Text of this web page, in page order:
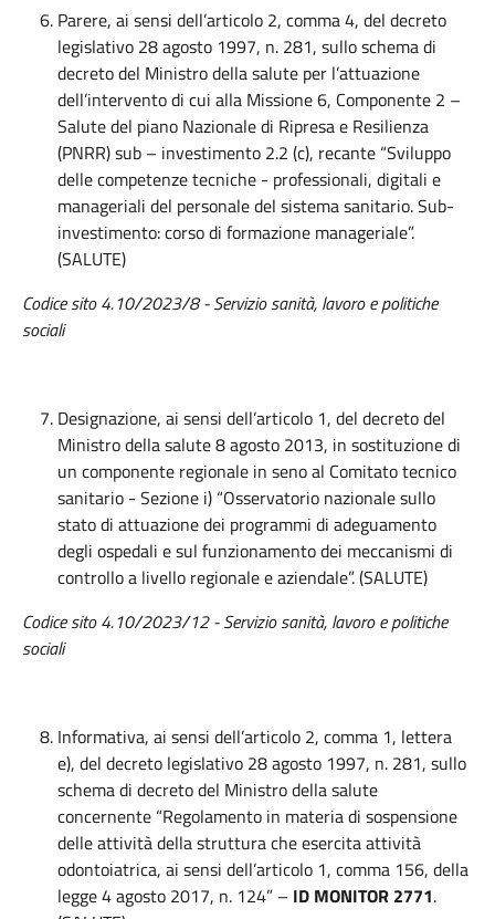
Parere, ai sensi dell’articolo 2, comma 4, del decreto
legislativo 28 agosto 1997, n. 281, sullo schema di
decreto del Ministro della salute per l’attuazione
dell’intervento di cui alla Missione 6, Componente 2 –
Salute del piano Nazionale di Ripresa e Resilienza
(PNRR) sub – investimento 2.2 (c), recante “Sviluppo
delle competenze tecniche - professionali, digitali e
manageriali del personale del sistema sanitario. Sub-
investimento: corso di formazione manageriale”.
(SALUTE)
Codice sito 4.10/2023/8- Servizio sanità, lavoro e politiche
sociali
Designazione, ai sensi dell’articolo 1, del decreto del
Ministro della salute 8 agosto 2013, in sostituzione di
un componente regionale in seno al Comitato tecnico
sanitario - Sezione i) “Osservatorio nazionale sullo
stato di attuazione dei programmi di adeguamento
degli ospedali e sul funzionamento dei meccanismi di
controllo a livello regionale e aziendale”. (SALUTE)
Codice sito 4.10/2023/12 - Servizio sanità, lavoro e politiche
sociali
Informativa, ai sensi dell’articolo 2, comma 1, lettera
e), del decreto legislativo 28 agosto 1997, n. 281, sullo
schema di decreto del Ministro della salute
concernente “Regolamento in materia di sospensione
delle attività della struttura che esercita attività
odontoiatrica, ai sensi dell’articolo 1, comma 156, della
legge 4 agosto 2017, n. 124” – ID MONITOR 2771.